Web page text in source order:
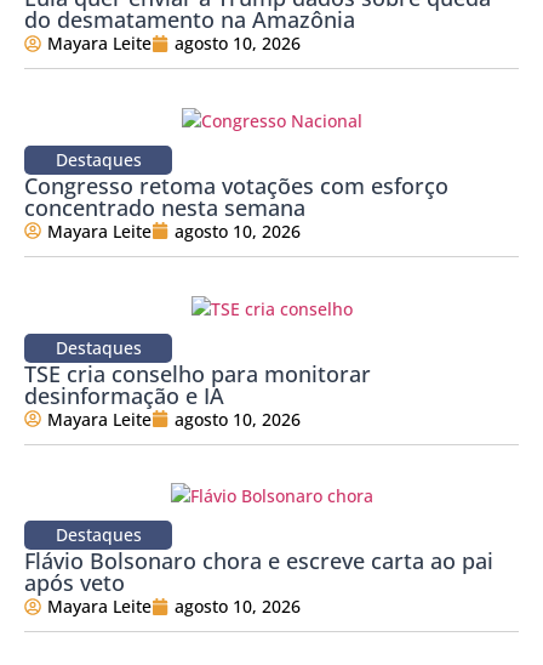
do desmatamento na Amazônia
Mayara Leite agosto 10, 2026
Destaques
Congresso retoma votações com esforço
concentrado nesta semana
Mayara Leite agosto 10, 2026
Destaques
TSE cria conselho para monitorar
desinformação e IA
Mayara Leite agosto 10, 2026
Destaques
Flávio Bolsonaro chora e escreve carta ao pai
após veto
Mayara Leite agosto 10, 2026